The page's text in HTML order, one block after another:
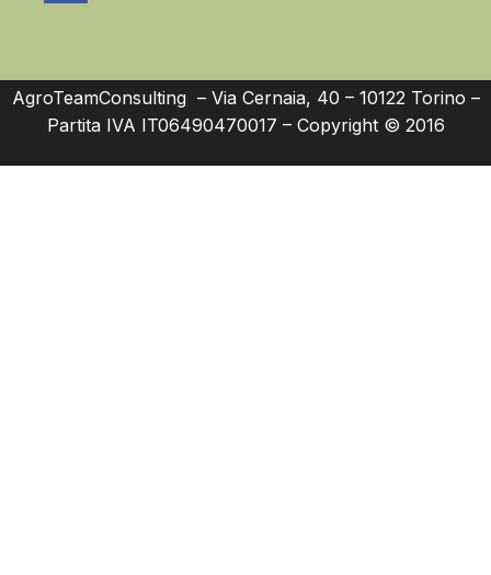
AgroTeamConsulting – Via Cernaia, 40 – 10122 Torino –
Partita IVA IT06490470017 – Copyright © 2016